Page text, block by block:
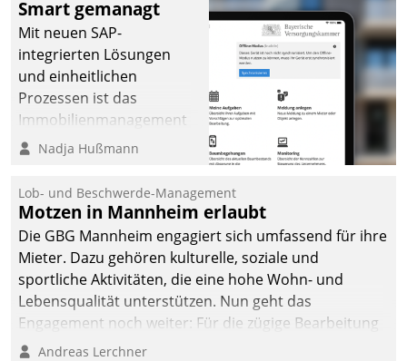
Smart gemanagt
Mit neuen SAP-
integrierten Lösungen
und einheitlichen
Prozessen ist das
Immobilienmanagement
der Bayerischen
Ressort Kapitalanlage für
künftige Aufgaben und
Herausforderungen
gerüstet.
Nadja Hußmann
Lob- und Beschwerde-Management
Motzen in Mannheim erlaubt
Die GBG Mannheim engagiert sich umfassend für ihre
Mieter. Dazu gehören kulturelle, soziale und
sportliche Aktivitäten, die eine hohe Wohn- und
Lebensqualität unterstützen. Nun geht das
Engagement noch weiter: Für die zügige Bearbeitung
von Beschwerden – oder Lob – richtet das
Andreas Lerchner